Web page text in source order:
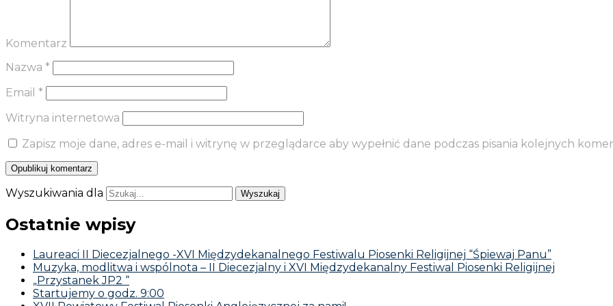
Komentarz
Nazwa *
Email *
Witryna internetowa
Zapisz moje dane, adres e-mail i witrynę w przeglądarce aby wypełnić dane podczas pisania kolejnych
Wyszukiwania dla
Ostatnie wpisy
Laureaci II Diecezjalnego -XVI Międzydekanalnego Festiwalu Piosenki Religijnej “Śpiewaj Panu”
Muzyka, modlitwa i wspólnota – II Diecezjalny i XVI Międzydekanalny Festiwal Piosenki Religijnej
„Przystanek JP2 “
Startujemy o godz. 9:00